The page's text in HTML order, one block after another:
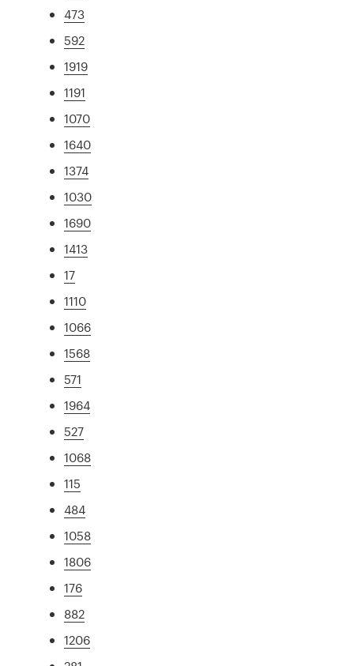
473
592
1919
1191
1070
1640
1374
1030
1690
1413
17
1110
1066
1568
571
1964
527
1068
115
484
1058
1806
176
882
1206